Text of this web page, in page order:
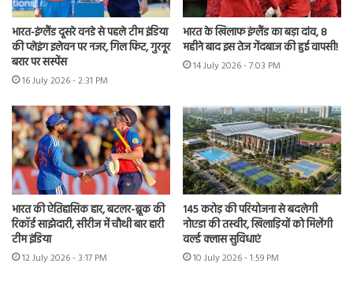
भारत-इंग्लैंड दूसरे वनडे से पहले टीम इंडिया
की प्लेइंग इलेवन पर नजर, गिल फिट, गुरनूर
बरार पर सस्पेंस
16 July 2026 - 2:31 PM
भारत के खिलाफ इंग्लैंड का बड़ा दांव, 8
महीने बाद इस तेज गेंदबाज की हुई वापसी!
14 July 2026 - 7:03 PM
भारत की ऐतिहासिक हार, बटलर-ब्रूक की
रिकॉर्ड साझेदारी, सीरीज में चौथी बार हारी
टीम इंडिया
12 July 2026 - 3:17 PM
145 करोड़ की परियोजना से बदलेगी
नोएडा की तस्वीर, खिलाड़ियों को मिलेंगी
वर्ल्ड क्लास सुविधाएं
10 July 2026 - 1:59 PM